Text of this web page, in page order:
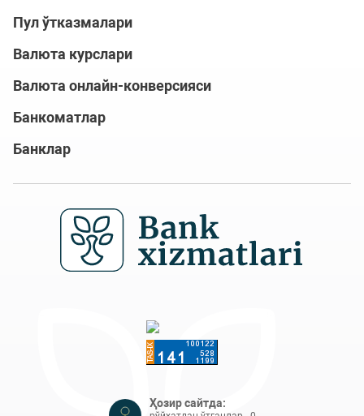
Пул ўтказмалари
Валюта курслари
Валюта онлайн-конверсияси
Банкоматлар
Банклар
Ҳозир сайтда: